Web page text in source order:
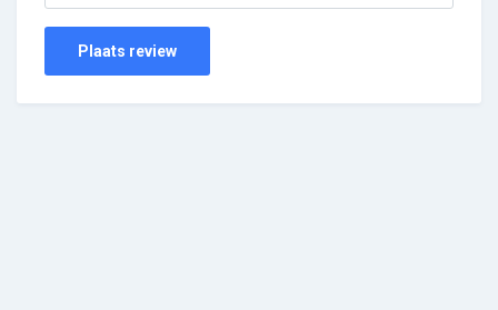
Plaats review